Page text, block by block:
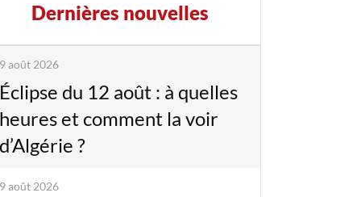
Dernières nouvelles
9 août 2026
Éclipse du 12 août : à quelles
heures et comment la voir
d’Algérie ?
9 août 2026